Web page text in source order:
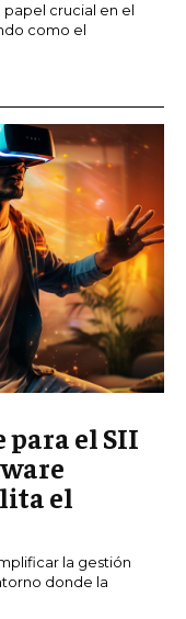
papel crucial en el
como el
el SII
el
la gestión
donde la